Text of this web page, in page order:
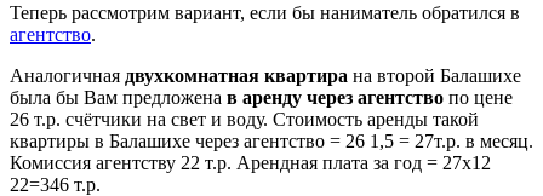
Теперь рассмотрим вариант, если бы наниматель обратился в
агентство.
Аналогичная двухкомнатная квартира на второй Балашихе
была бы Вам предложена в аренду через агентство по цене
26 т.р. счётчики на свет и воду. Стоимость аренды такой
квартиры в Балашихе через агентство = 26 1,5 = 27т.р. в месяц.
Комиссия агентству 22 т.р. Арендная плата за год = 27х12
22=346 т.р.